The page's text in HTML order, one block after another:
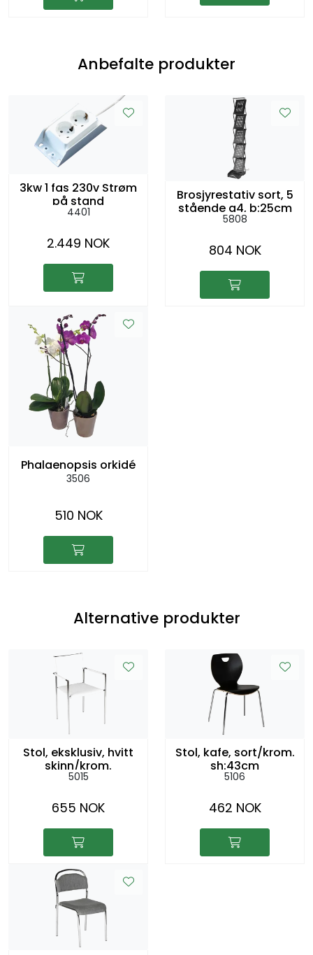
Anbefalte produkter
3kw 1 fas 230v Strøm
på stand
4401
2.449 NOK
Brosjyrestativ sort, 5
stående a4, b:25cm
h:158cm
5808
804 NOK
Phalaenopsis orkidé
3506
510 NOK
Alternative produkter
Stol, eksklusiv, hvitt
skinn/krom.
m/armlene sh:45cm
5015
655 NOK
Stol, kafe, sort/krom.
sh:43cm
5106
462 NOK